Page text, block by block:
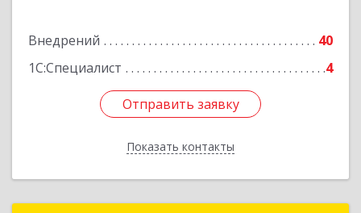
Внедрений
40
1С:Специалист
4
Отправить заявку
Показать контакты
Отправить заявку
Назад